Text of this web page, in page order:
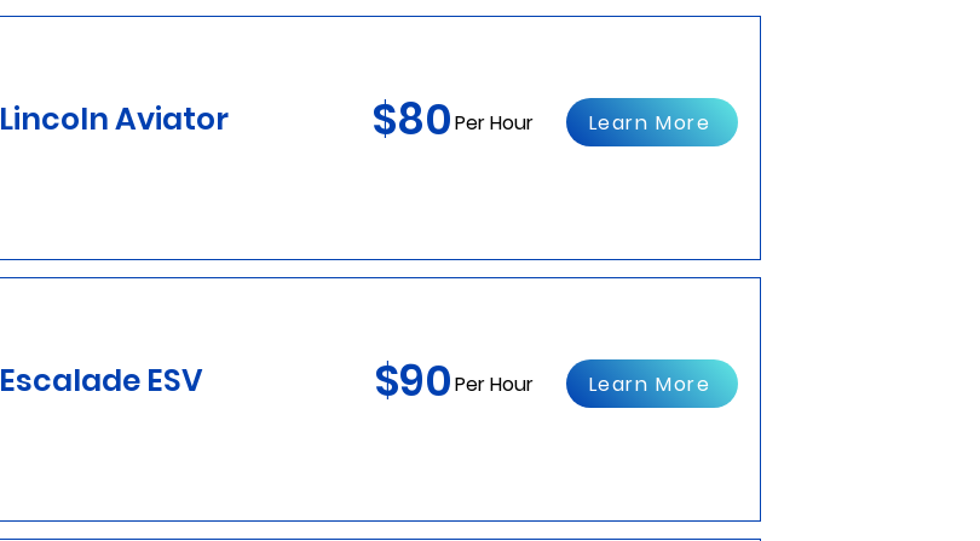
Lincoln Aviator $80Per Hour Learn More
Escalade ESV $90Per Hour Learn More